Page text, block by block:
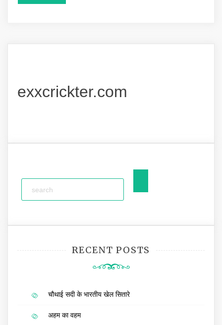
exxcrickter.com
RECENT POSTS
चौथाई सदी के भारतीय खेल सितारे
अहम का वहम